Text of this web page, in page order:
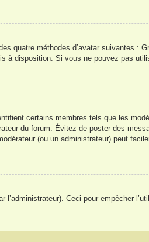
quatre méthodes d’avatar suivantes :
à disposition. Si vous ne pouvez pas
certains membres tels que les
du forum. Évitez de poster des
(ou un administrateur) peut
Ceci pour empêcher